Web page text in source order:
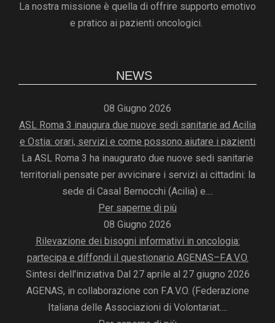
La nostra missione è quella di offrire supporto emotivo
e pratico ai pazienti oncologici.
NEWS
08 Giugno 2026
ASL Roma 3 inaugura due nuove sedi sanitarie ad Acilia
e Ostia: orari, servizi e come possono aiutare i pazienti
La ASL Roma 3 ha inaugurato due nuove sedi sanitarie
territoriali pensate per avvicinare i servizi ai cittadini: la
sede di Casal Bernocchi (Acilia) e....
Per saperne di più
08 Giugno 2026
Rilevazione dei bisogni informativi in oncologia:
partecipa e diffondi il questionario AGENAS–F.A.V.O.
Sintesi dell'iniziativa Dal 27 aprile al 27 giugno 2026
AGENAS, in collaborazione con F.A.V.O. (Federazione
Italiana delle Associazioni di Volontariat....